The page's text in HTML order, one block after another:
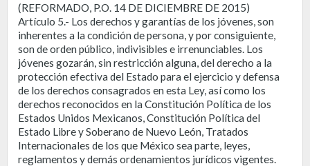
(REFORMADO, P.O. 14 DE DICIEMBRE DE 2015)
Artículo 5.- Los derechos y garantías de los jóvenes, son
inherentes a la condición de persona, y por consiguiente,
son de orden público, indivisibles e irrenunciables. Los
jóvenes gozarán, sin restricción alguna, del derecho a la
protección efectiva del Estado para el ejercicio y defensa
de los derechos consagrados en esta Ley, así como los
derechos reconocidos en la Constitución Política de los
Estados Unidos Mexicanos, Constitución Política del
Estado Libre y Soberano de Nuevo León, Tratados
Internacionales de los que México sea parte, leyes,
reglamentos y demás ordenamientos jurídicos vigentes.